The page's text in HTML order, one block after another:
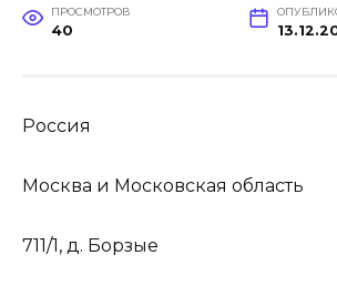
ПРОСМОТРОВ
40
Россия
Москва и Московская область
711/1, д. Борзые